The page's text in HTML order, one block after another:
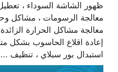
ظهور الشاشة السوداء ،
معالجة الرسومات ، مشاكل
معالجة مشاكل الحرارة
إعادة اقلاع الحاسوب بشكل
استبدال بور سبلاي ، تنظيف ...